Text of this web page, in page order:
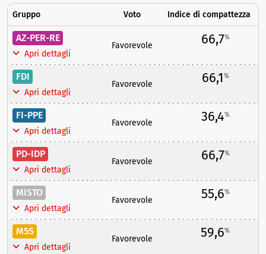
Gruppo Voto Indice di compattezza
AZ-PER-RE
Apri dettagli
Favorevole 66,7%
FDI
Apri dettagli
Favorevole 66,1%
FI-PPE
Apri dettagli
Favorevole 36,4%
PD-IDP
Apri dettagli
Favorevole 66,7%
MISTO
Apri dettagli
Favorevole 55,6%
M5S
Apri dettagli
Favorevole 59,6%